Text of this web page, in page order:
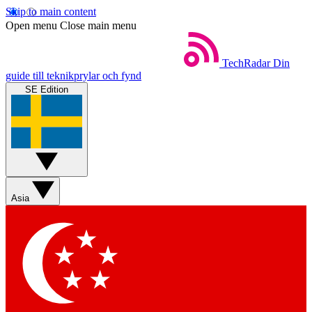
Skip to main content
Open menu Close main menu
TechRadar Din
guide till teknikprylar och fynd
SE Edition
Asia